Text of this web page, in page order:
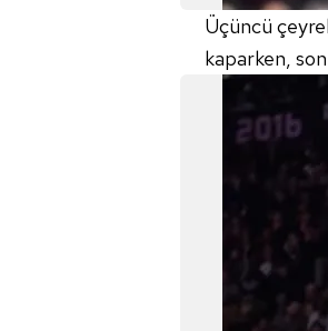
Üçüncü
kaparken,